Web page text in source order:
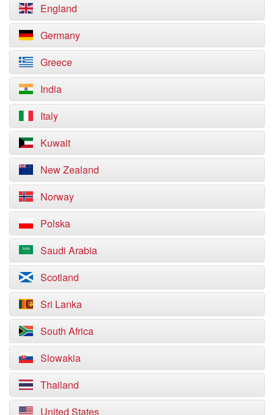
England
Germany
Greece
India
Italy
Kuwait
New Zealand
Norway
Polska
Saudi Arabia
Scotland
Sri Lanka
South Africa
Slowakia
Thailand
United States